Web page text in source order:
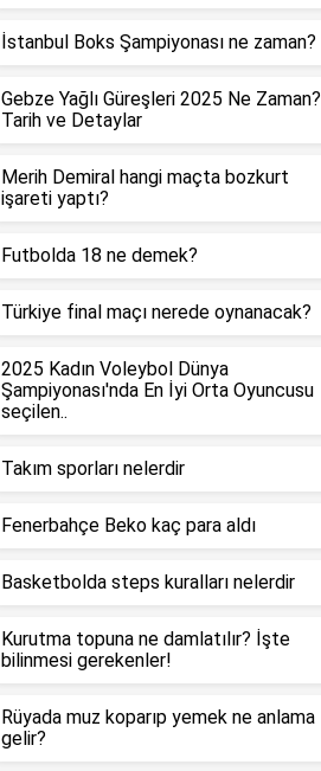
İstanbul Boks Şampiyonası ne zaman?
Gebze Yağlı Güreşleri 2025 Ne Zaman?
Tarih ve Detaylar
Merih Demiral hangi maçta bozkurt
işareti yaptı?
Futbolda 18 ne demek?
Türkiye final maçı nerede oynanacak?
2025 Kadın Voleybol Dünya
Şampiyonası'nda En İyi Orta Oyuncusu
seçilen..
Takım sporları nelerdir
Fenerbahçe Beko kaç para aldı
Basketbolda steps kuralları nelerdir
Kurutma topuna ne damlatılır? İşte
bilinmesi gerekenler!
Rüyada muz koparıp yemek ne anlama
gelir?